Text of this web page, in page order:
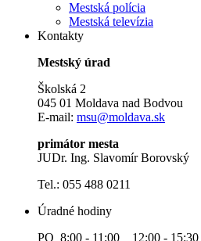
Mestská polícia
Mestská televízia
Kontakty
Mestský úrad
Školská 2
045 01 Moldava nad Bodvou
E-mail: msu@moldava.sk
primátor mesta
JUDr. Ing. Slavomír Borovský
Tel.: 055 488 0211
Úradné hodiny
PO 8:00 - 11:00 12:00 - 15:30